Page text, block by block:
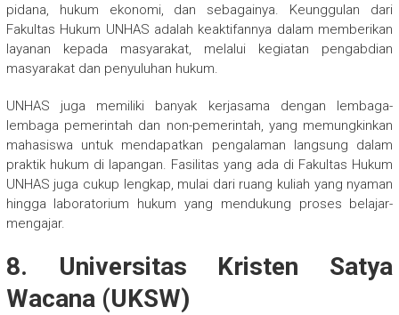
pidana, hukum ekonomi, dan sebagainya. Keunggulan dari
Fakultas Hukum UNHAS adalah keaktifannya dalam memberikan
layanan kepada masyarakat, melalui kegiatan pengabdian
masyarakat dan penyuluhan hukum.
UNHAS juga memiliki banyak kerjasama dengan lembaga-
lembaga pemerintah dan non-pemerintah, yang memungkinkan
mahasiswa untuk mendapatkan pengalaman langsung dalam
praktik hukum di lapangan. Fasilitas yang ada di Fakultas Hukum
UNHAS juga cukup lengkap, mulai dari ruang kuliah yang nyaman
hingga laboratorium hukum yang mendukung proses belajar-
mengajar.
8. Universitas Kristen Satya
Wacana (UKSW)